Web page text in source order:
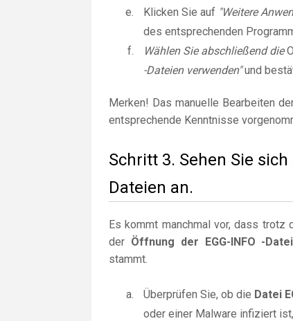
Klicken Sie auf "Weitere
des entsprechenden
Wählen Sie abschließend die
-Dateien verwenden"und
Merken! Das manuelle Bearbeiten
entsprechende Kenntnisse
Schritt 3. Sehen Sie
Dateien an.
Es kommt manchmal vor, dass trotz
der Öffnung der EGG-INFO -
stammt.
Überprüfen Sie, ob die Datei
oder einer Malware infiziert